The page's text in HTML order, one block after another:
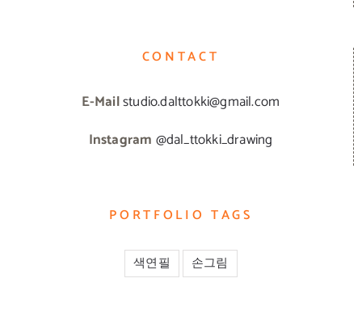
CONTACT
E-Mailstudio.dalttokki@gmail.com
Instagram @dal_ttokki_drawing
PORTFOLIO TAGS
색연필 손그림